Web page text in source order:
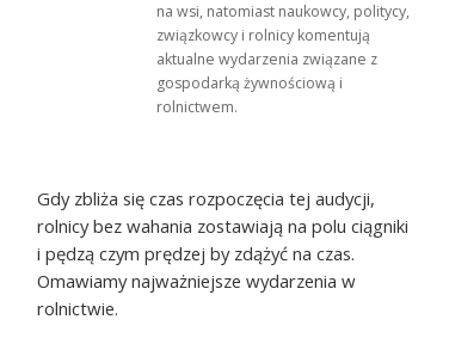
na wsi, natomiast naukowcy, politycy,
związkowcy i rolnicy komentują
aktualne wydarzenia związane z
gospodarką żywnościową i
rolnictwem.
Gdy zbliża się czas rozpoczęcia tej audycji,
rolnicy bez wahania zostawiają na polu ciągniki
i pędzą czym prędzej by zdążyć na czas.
Omawiamy najważniejsze wydarzenia w
rolnictwie.